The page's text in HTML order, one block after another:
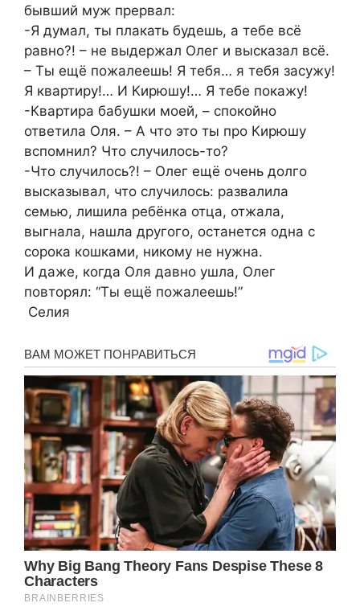
бывший муж прервал:
-Я думал, ты плакать будешь, а тебе всё
равно?! – не выдержал Олег и высказал всё.
– Ты ещё пожалеешь! Я тебя… я тебя засужу!
Я квартиру!… И Кирюшу!… Я тебе покажу!
-Квартира бабушки моей, – спокойно
ответила Оля. – А что это ты про Кирюшу
вспомнил? Что случилось-то?
-Что случилось?! – Олег ещё очень долго
высказывал, что случилось: развалила
семью, лишила ребёнка отца, отжала,
выгнала, нашла другого, останется одна с
сорока кошками, никому не нужна.
И даже, когда Оля давно ушла, Олег
повторял: “Ты ещё пожалеешь!”
️ Селия